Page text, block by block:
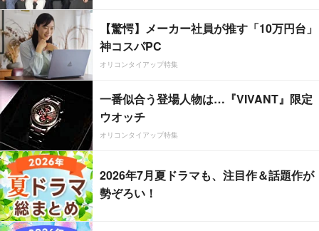
【驚愕】メーカー社員が推す「10万円台」
神コスパPC
オリコンタイアップ特集
一番似合う登場人物は…『VIVANT』限定
ウオッチ
オリコンタイアップ特集
2026年7月夏ドラマも、注目作＆話題作が
勢ぞろい！